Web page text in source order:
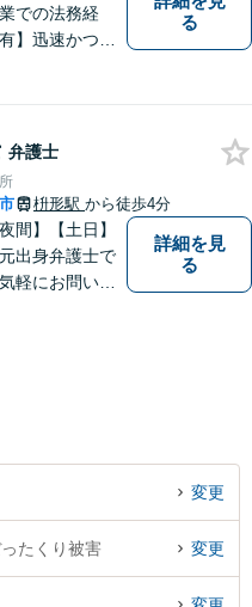
での法務経
】迅速かつ丁
る
弁護士
枡形駅 から徒歩4分
間】【土日】
出身弁護士で
軽にお問い合
詳細を見
る
変更
たくり被害 変更